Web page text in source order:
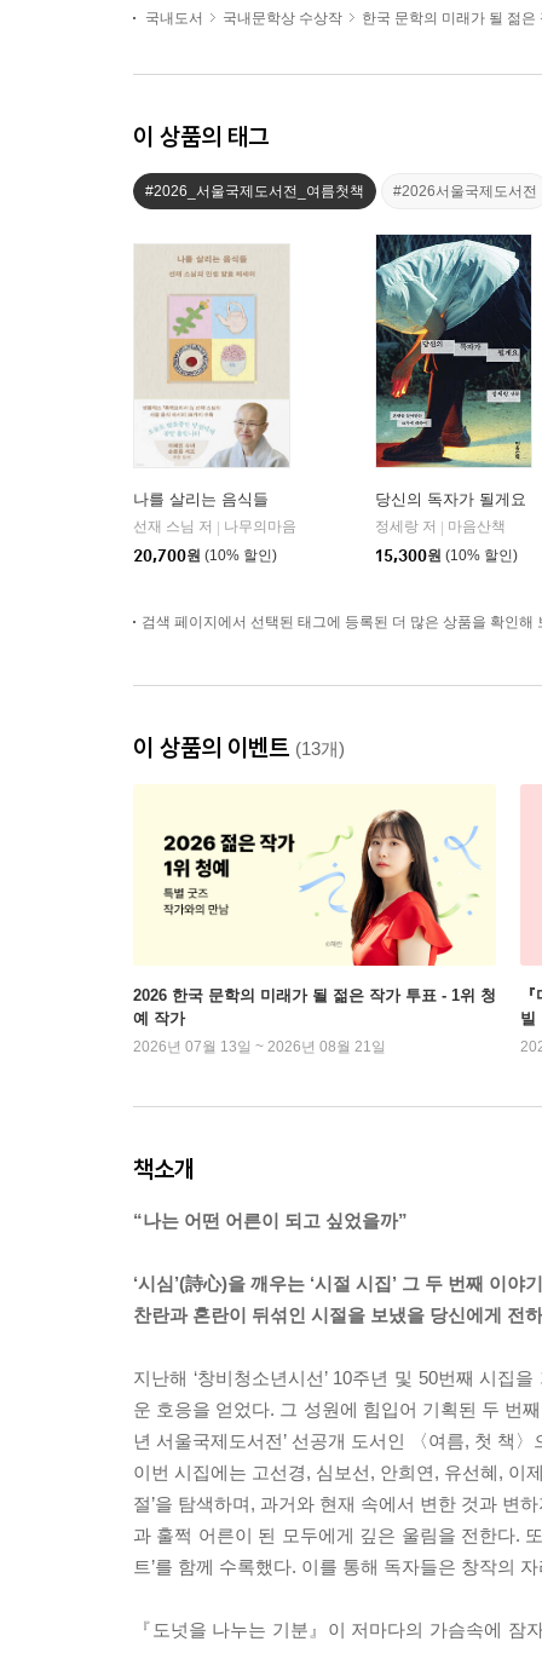
국내도서 국내문학상 수상작 한국 문학의 미래가 될 젊은
이 상품의 태그
#2026_서울국제도서전_여름첫책 #2026서울국제도서전
나를 살리는 음식들
선재 스님 저
나무의마음
20,700원 (10% 할인)
당신의 독자가 될게요
정세랑 저
마음산책
15,300원 (10% 할인)
검색 페이지에서 선택된 태그에 등록된 더 많은 상품을 확인해
이 상품의 이벤트 (13개)
2026 한국 문학의 미래가 될 젊은 작가 투표 - 1위 청
예 작가
2026년 07월 13일 ~ 2026년 08월 21일
빌
책소개
“나는 어떤 어른이 되고 싶었을까”
‘시심’(詩心)을 깨우는 ‘시절 시집’ 그 두 번째 이야기
찬란과 혼란이 뒤섞인 시절을 보냈을 당신에게 전
지난해 ‘창비청소년시선’ 10주년 및 50번째 시집
운 호응을 얻었다. 그 성원에 힘입어 기획된 두 번
년 서울국제도서전’ 선공개 도서인 〈여름, 첫 책
이번 시집에는 고선경, 심보선, 안희연, 유선혜, 이
절’을 탐색하며, 과거와 현재 속에서 변한 것과 변
과 훌쩍 어른이 된 모두에게 깊은 울림을 전한다.
트’를 함께 수록했다. 이를 통해 독자들은 창작의
『도넛을 나누는 기분』이 저마다의 가슴속에